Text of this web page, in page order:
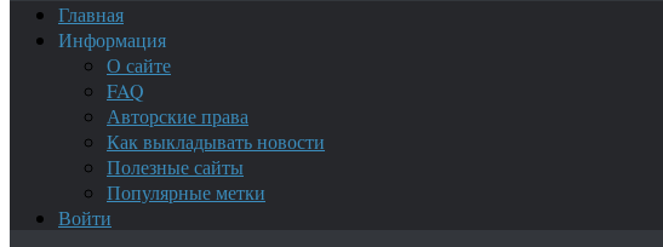
Главная
Информация
О сайте
FAQ
Авторские права
Как выкладывать новости
Полезные сайты
Популярные метки
Войти